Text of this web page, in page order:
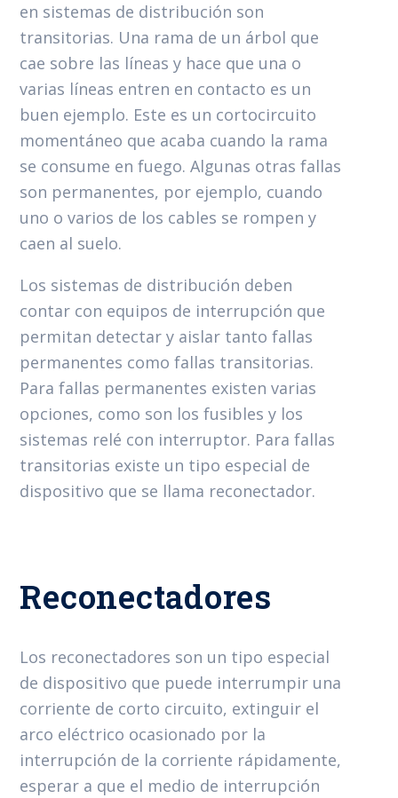
en sistemas de distribución son
transitorias. Una rama de un árbol que
cae sobre las líneas y hace que una o
varias líneas entren en contacto es un
buen ejemplo. Este es un cortocircuito
momentáneo que acaba cuando la rama
se consume en fuego. Algunas otras fallas
son permanentes, por ejemplo, cuando
uno o varios de los cables se rompen y
caen al suelo.
Los sistemas de distribución deben
contar con equipos de interrupción que
permitan detectar y aislar tanto fallas
permanentes como fallas transitorias.
Para fallas permanentes existen varias
opciones, como son los fusibles y los
sistemas relé con interruptor. Para fallas
transitorias existe un tipo especial de
dispositivo que se llama reconectador.
Reconectadores
Los reconectadores son un tipo especial
de dispositivo que puede interrumpir una
corriente de corto circuito, extinguir el
arco eléctrico ocasionado por la
interrupción de la corriente rápidamente,
esperar a que el medio de interrupción